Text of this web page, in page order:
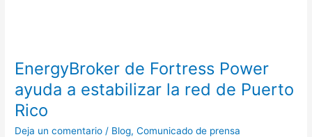
EnergyBroker de Fortress Power
ayuda a estabilizar la red de Puerto
Rico
Deja un comentario / Blog,Comunicado de prensa